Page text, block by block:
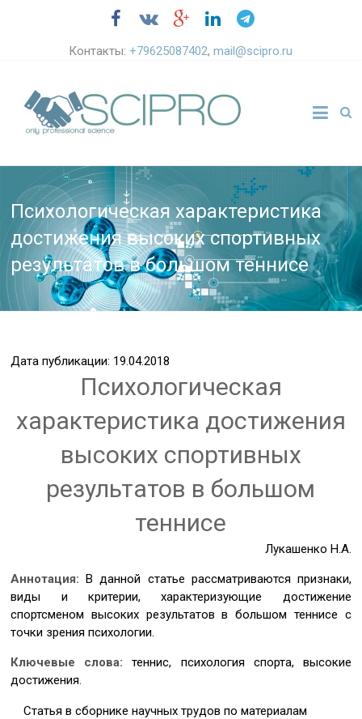
Контакты:+79625087402,mail@scipro.ru
Психологическая характеристика
достижения высоких спортивных
результатов в большом теннисе
Дата публикации: 19.04.2018
Психологическая
характеристика достижения
высоких спортивных
результатов в большом
теннисе
Лукашенко Н.А.
Аннотация:В данной статье рассматриваются признаки,
виды и критерии, характеризующие достижение
спортсменом высоких результатов в большом теннисе с
точки зрения психологии.
Ключевые слова:теннис, психология спорта, высокие
достижения.
Статья в сборнике научных трудов по материалам